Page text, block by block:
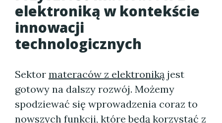
elektroniką w kontekście
innowacji
technologicznych
Sektor materaców z elektroniką jest
gotowy na dalszy rozwój. Możemy
spodziewać się wprowadzenia coraz to
nowszych funkcji, które będą korzystać z